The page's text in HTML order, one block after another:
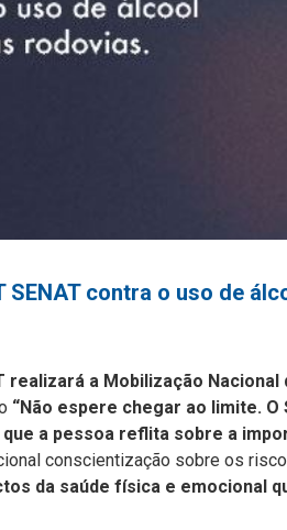
SENAT contra o uso de
realizará a Mobilização
“Não espere chegar ao limite. O
a pessoa reflita sobre a
conscientização sobre os
da saúde física e emocional